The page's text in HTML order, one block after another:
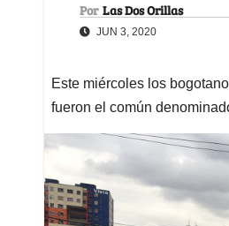
Por Las Dos Orillas
JUN 3, 2020
Este miércoles los
fueron el común